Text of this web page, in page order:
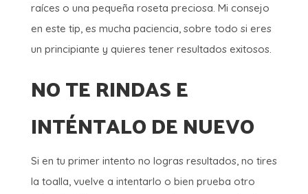
raíces o una pequeña roseta preciosa. Mi consejo
en este tip, es mucha paciencia, sobre todo si eres
un principiante y quieres tener resultados exitosos.
NO TE RINDAS E
INTÉNTALO DE NUEVO
Si en tu primer intento no logras resultados, no tires
la toalla, vuelve a intentarlo o bien prueba otro